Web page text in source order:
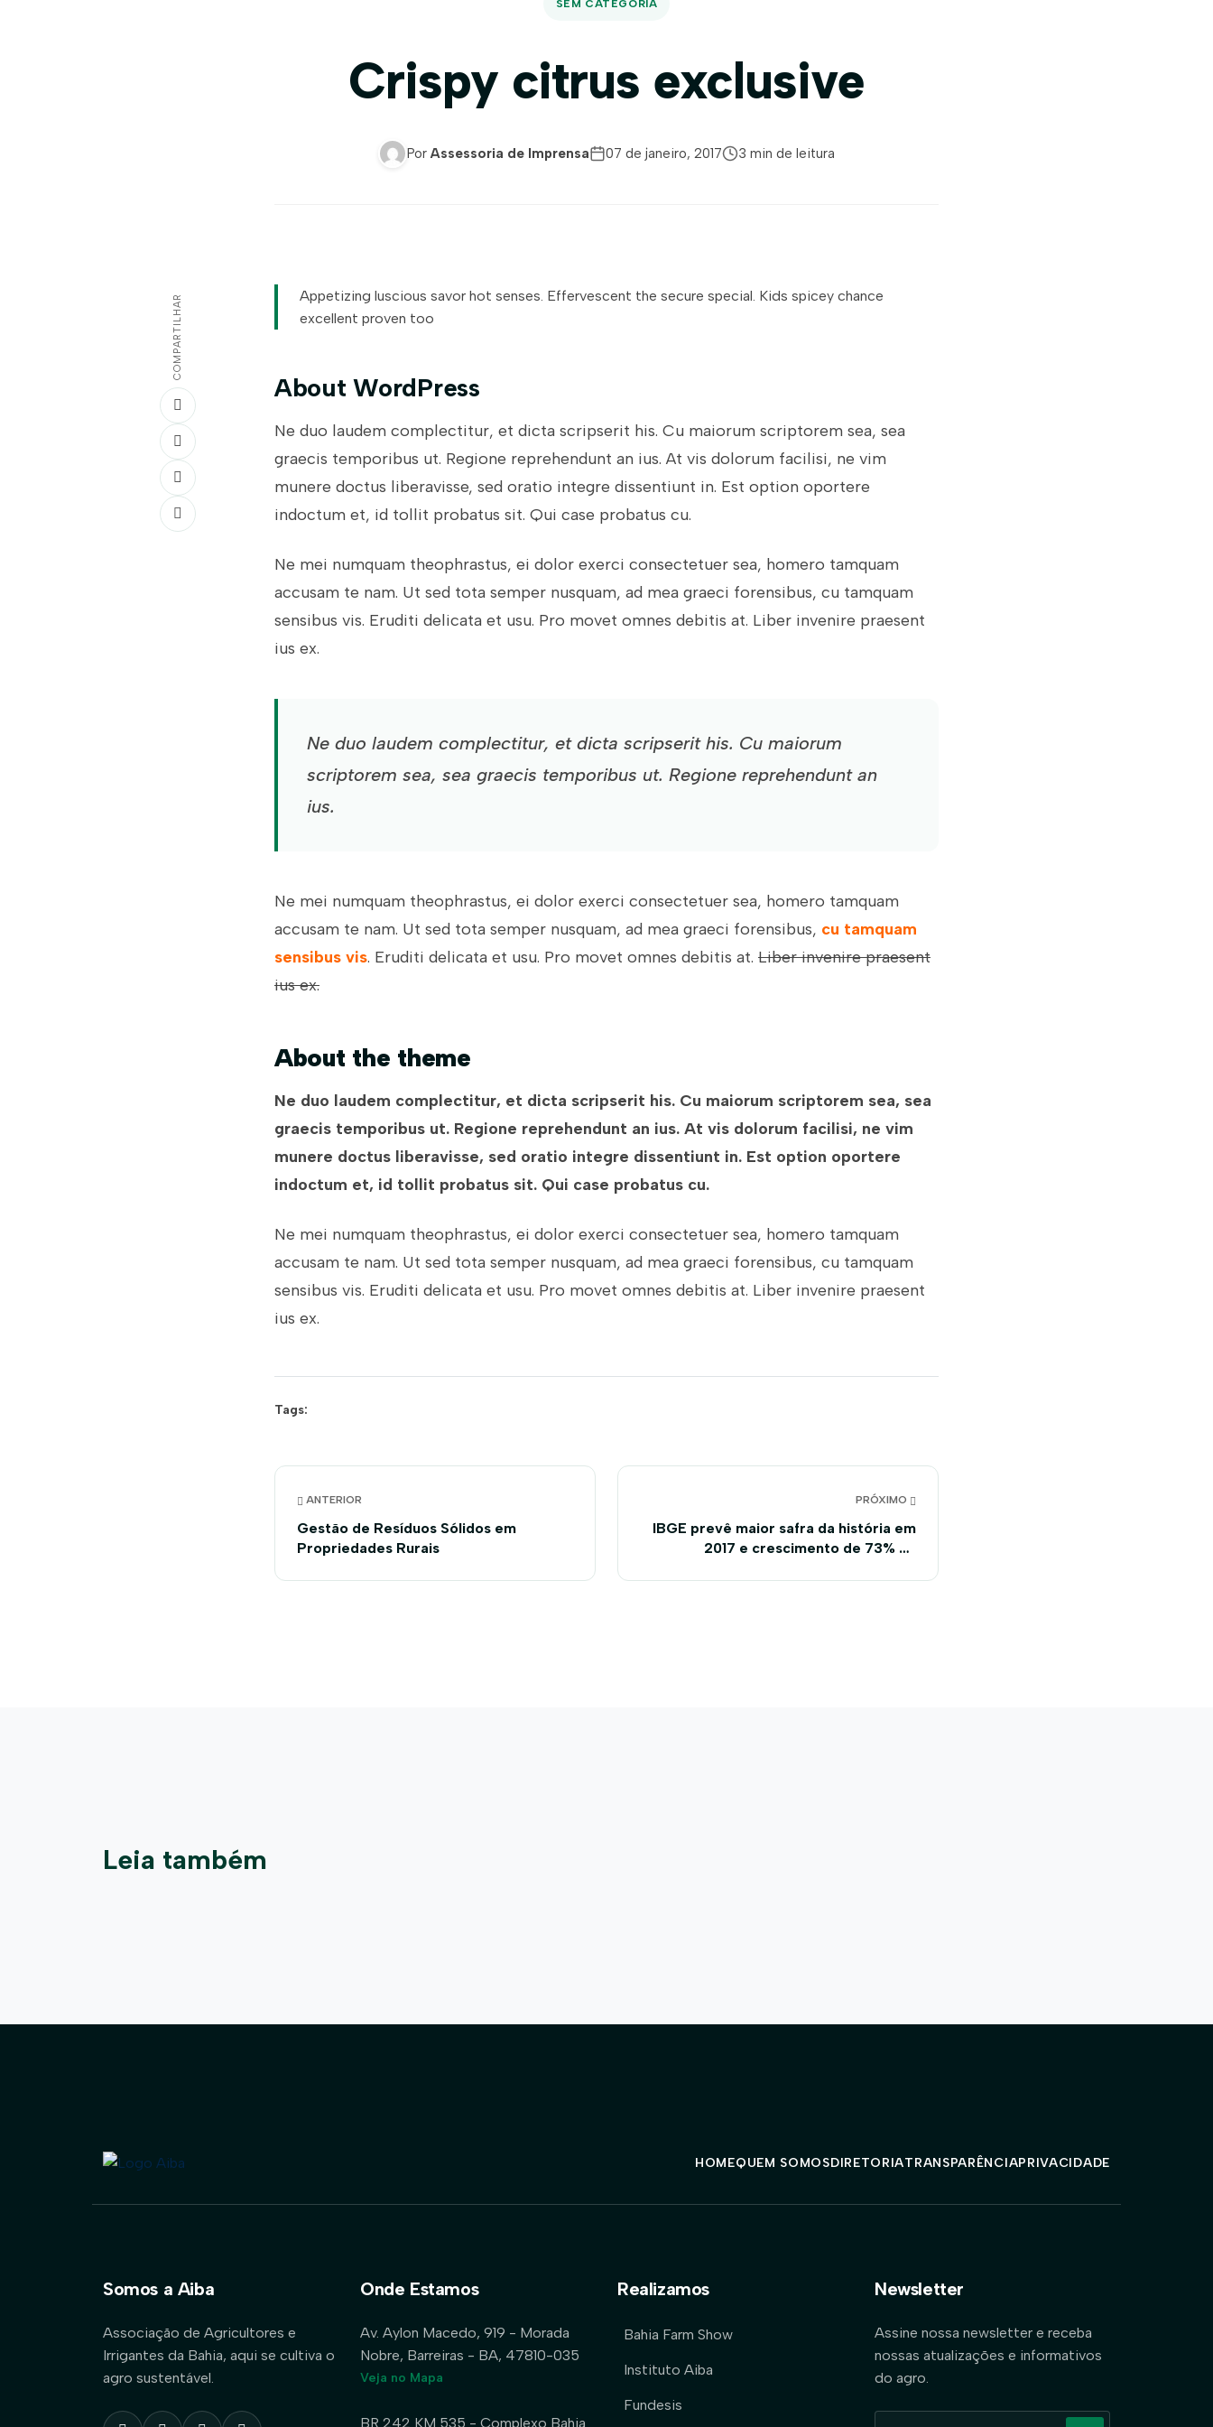
SEM CATEGORIA
Crispy citrus exclusive
Por Assessoria de Imprensa 07 de janeiro, 2017 3 min de leitura
COMPARTILHAR
Appetizing luscious savor hot senses. Effervescent the secure special. Kids spicey chance
excellent proven too
About WordPress
Ne duo laudem complectitur, et dicta scripserit his. Cu maiorum scriptorem sea, sea
graecis temporibus ut. Regione reprehendunt an ius. At vis dolorum facilisi, ne vim
munere doctus liberavisse, sed oratio integre dissentiunt in. Est option oportere
indoctum et, id tollit probatus sit. Qui case probatus cu.
Ne mei numquam theophrastus, ei dolor exerci consectetuer sea, homero tamquam
accusam te nam. Ut sed tota semper nusquam, ad mea graeci forensibus, cu tamquam
sensibus vis. Eruditi delicata et usu. Pro movet omnes debitis at. Liber invenire praesent
ius ex.
Ne duo laudem complectitur, et dicta scripserit his. Cu maiorum
scriptorem sea, sea graecis temporibus ut. Regione reprehendunt an
ius.
Ne mei numquam theophrastus, ei dolor exerci consectetuer sea, homero tamquam
accusam te nam. Ut sed tota semper nusquam, ad mea graeci forensibus, cu tamquam
sensibus vis. Eruditi delicata et usu. Pro movet omnes debitis at. Liber invenire praesent
ius ex.
About the theme
Ne duo laudem complectitur, et dicta scripserit his. Cu maiorum scriptorem sea, sea
graecis temporibus ut. Regione reprehendunt an ius. At vis dolorum facilisi, ne vim
munere doctus liberavisse, sed oratio integre dissentiunt in. Est option oportere
indoctum et, id tollit probatus sit. Qui case probatus cu.
Ne mei numquam theophrastus, ei dolor exerci consectetuer sea, homero tamquam
accusam te nam. Ut sed tota semper nusquam, ad mea graeci forensibus, cu tamquam
sensibus vis. Eruditi delicata et usu. Pro movet omnes debitis at. Liber invenire praesent
ius ex.
Tags:
ANTERIOR
Gestão de Resíduos Sólidos em
Propriedades Rurais
PRÓXIMO
IBGE prevê maior safra da história em
2017 e crescimento de 73% no
Leia também
HOMEQUEM SOMOSDIRETORIATRANSPARÊNCIAPRIVACIDADE
Somos a Aiba
Associação de Agricultores e
Irrigantes da Bahia, aqui se cultiva o
agro sustentável.
Onde Estamos
Av. Aylon Macedo, 919 - Morada
Nobre, Barreiras - BA, 47810-035
Veja no Mapa
BR 242 KM 535 - Complexo Bahia
Realizamos
Bahia Farm Show
Instituto Aiba
Fundesis
Newsletter
Assine nossa newsletter e receba
nossas atualizações e informativos
do agro.